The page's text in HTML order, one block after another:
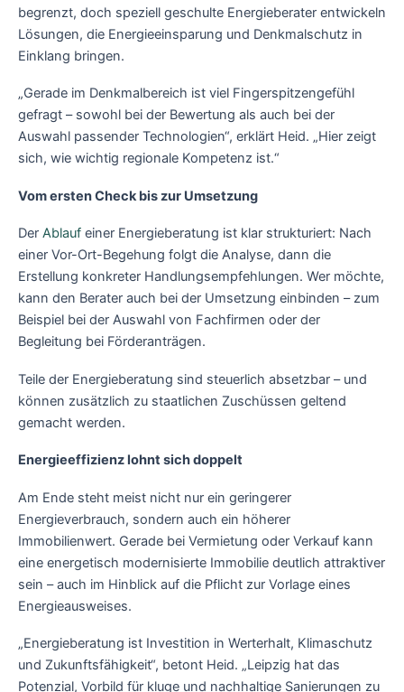
begrenzt, doch speziell geschulte Energieberater entwickeln
Lösungen, die Energieeinsparung und Denkmalschutz in
Einklang bringen.
„Gerade im Denkmalbereich ist viel Fingerspitzengefühl
gefragt – sowohl bei der Bewertung als auch bei der
Auswahl passender Technologien“, erklärt Heid. „Hier zeigt
sich, wie wichtig regionale Kompetenz ist.“
Vom ersten Check bis zur Umsetzung
Der Ablauf einer Energieberatung ist klar strukturiert: Nach
einer Vor-Ort-Begehung folgt die Analyse, dann die
Erstellung konkreter Handlungsempfehlungen. Wer möchte,
kann den Berater auch bei der Umsetzung einbinden – zum
Beispiel bei der Auswahl von Fachfirmen oder der
Begleitung bei Förderanträgen.
Teile der Energieberatung sind steuerlich absetzbar – und
können zusätzlich zu staatlichen Zuschüssen geltend
gemacht werden.
Energieeffizienz lohnt sich doppelt
Am Ende steht meist nicht nur ein geringerer
Energieverbrauch, sondern auch ein höherer
Immobilienwert. Gerade bei Vermietung oder Verkauf kann
eine energetisch modernisierte Immobilie deutlich attraktiver
sein – auch im Hinblick auf die Pflicht zur Vorlage eines
Energieausweises.
„Energieberatung ist Investition in Werterhalt, Klimaschutz
und Zukunftsfähigkeit“, betont Heid. „Leipzig hat das
Potenzial, Vorbild für kluge und nachhaltige Sanierungen zu